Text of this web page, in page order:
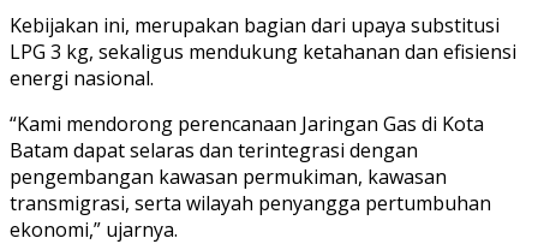
Kebijakan ini, merupakan bagian dari upaya substitusi
LPG 3 kg, sekaligus mendukung ketahanan dan efisiensi
energi nasional.
“Kami mendorong perencanaan Jaringan Gas di Kota
Batam dapat selaras dan terintegrasi dengan
pengembangan kawasan permukiman, kawasan
transmigrasi, serta wilayah penyangga pertumbuhan
ekonomi,” ujarnya.